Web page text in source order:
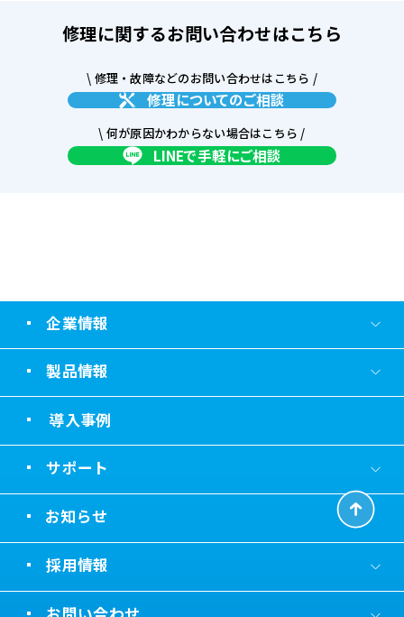
修理に関するお問い合わせはこちら
\ 修理・故障などのお問い合わせはこちら /
修理についてのご相談
\ 何が原因かわからない場合はこちら /
LINEで手軽にご相談
企業情報
製品情報
導入事例
サポート
お知らせ
採用情報